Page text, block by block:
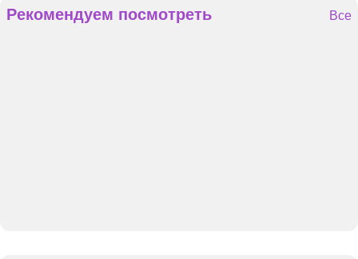
Рекомендуем посмотреть Все